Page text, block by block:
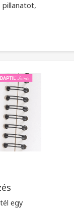
pillanatot,
egy